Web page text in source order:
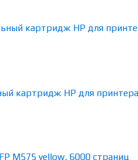
картридж HP для